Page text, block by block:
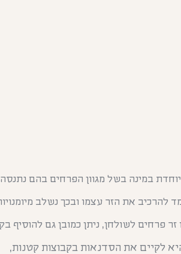
במינה בשל מגוון הפרחים בהם נתנסה,
את הזר עצמו ובכך נשלב
פרחים לשולחן, ניתן כמובן גם להוסיף
לקיים את הסדנאות בקבוצות קטנות,